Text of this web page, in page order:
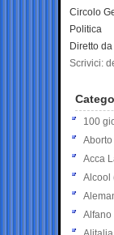
Circolo
Politica
Diretto
Scrivici:
100
Aborto
Acca
Alcool
Alfano